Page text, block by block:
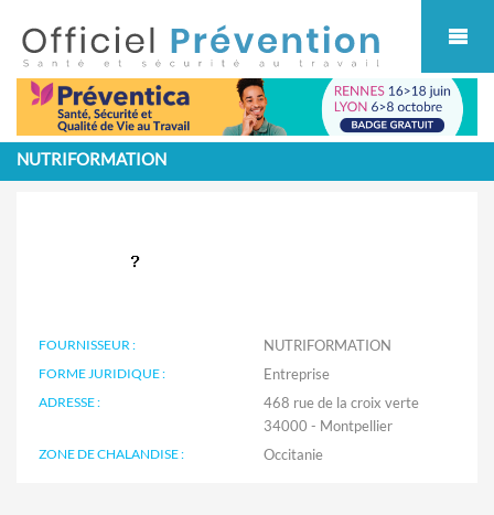
NUTRIFORMATION
FOURNISSEUR : NUTRIFORMATION
FORME JURIDIQUE : Entreprise
ADRESSE :
468 rue de la croix verte
34000 - Montpellier
ZONE DE CHALANDISE : Occitanie